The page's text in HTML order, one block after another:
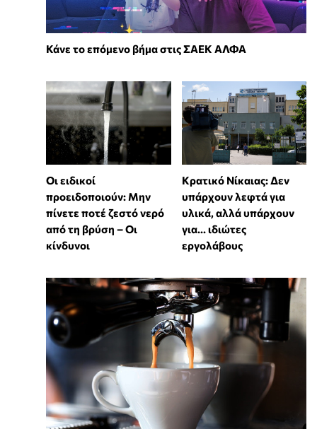
Κάνε το επόμενο βήμα στις ΣΑΕΚ ΑΛΦΑ
Οι ειδικοί
προειδοποιούν: Μην
πίνετε ποτέ ζεστό νερό
από τη βρύση – Οι
κίνδυνοι
Κρατικό Νίκαιας: Δεν
υπάρχουν λεφτά για
υλικά, αλλά υπάρχουν
για... ιδιώτες
εργολάβους